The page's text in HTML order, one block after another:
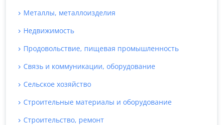
Металлы, металлоизделия
Недвижимость
Продовольствие, пищевая промышленность
Связь и коммуникации, оборудование
Сельское хозяйство
Строительные материалы и оборудование
Строительство, ремонт